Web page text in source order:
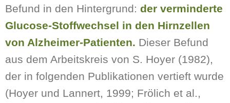
Befund in den Hintergrund: der verminderte
Glucose-Stoffwechsel in den Hirnzellen
von Alzheimer-Patienten. Dieser Befund
aus dem Arbeitskreis von S. Hoyer (1982),
der in folgenden Publikationen vertieft wurde
(Hoyer und Lannert, 1999; Frölich et al.,